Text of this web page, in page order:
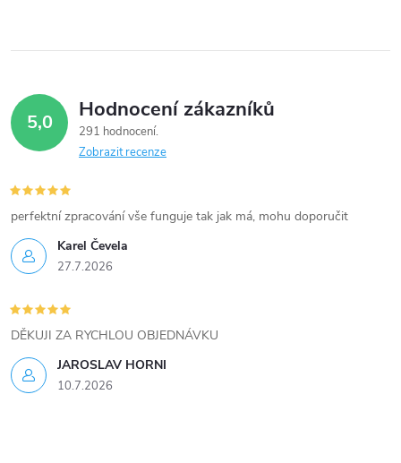
v
k
v
ý
p
i
s
u
5,0 Hodnocení zákazníků
291 hodnocení
Zobrazit recenze
Karel Čevela
27.7.2026
perfektní zpracování vše funguje tak jak má, mohu doporučit
JAROSLAV HORNI
10.7.2026
DĚKUJI ZA RYCHLOU OBJEDNÁVKU